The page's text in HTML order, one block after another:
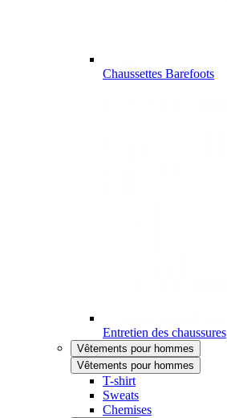
Chaussettes Barefoots
Entretien des chaussures
Vêtements pour hommes
Vêtements pour hommes
T-shirt
Sweats
Chemises